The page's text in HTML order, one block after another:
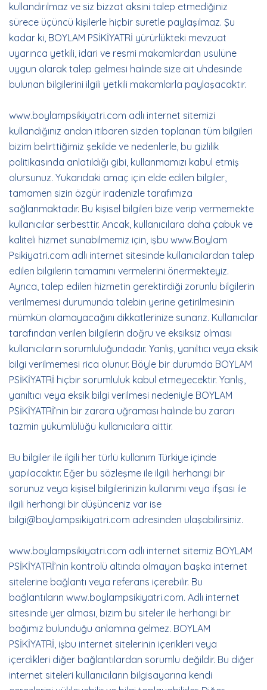
kullandırılmaz ve siz bizzat aksini talep etmediğiniz
sürece üçüncü kişilerle hiçbir suretle paylaşılmaz. Şu
kadar ki, BOYLAM PSİKİYATRİ yürürlükteki mevzuat
uyarınca yetkili, idari ve resmi makamlardan usulüne
uygun olarak talep gelmesi halinde size ait uhdesinde
bulunan bilgilerini ilgili yetkili makamlarla paylaşacaktır.
www.boylampsikiyatri.com adlı internet sitemizi
kullandığınız andan itibaren sizden toplanan tüm bilgileri
bizim belirttiğimiz şekilde ve nedenlerle, bu gizlilik
politikasında anlatıldığı gibi, kullanmamızı kabul etmiş
olursunuz. Yukarıdaki amaç için elde edilen bilgiler,
tamamen sizin özgür iradenizle tarafımıza
sağlanmaktadır. Bu kişisel bilgileri bize verip vermemekte
kullanıcılar serbesttir. Ancak, kullanıcılara daha çabuk ve
kaliteli hizmet sunabilmemiz için, işbu www.Boylam
Psikiyatri.com adlı internet sitesinde kullanıcılardan talep
edilen bilgilerin tamamını vermelerini önermekteyiz.
Ayrıca, talep edilen hizmetin gerektirdiği zorunlu bilgilerin
verilmemesi durumunda talebin yerine getirilmesinin
mümkün olamayacağını dikkatlerinize sunarız. Kullanıcılar
tarafından verilen bilgilerin doğru ve eksiksiz olması
kullanıcıların sorumluluğundadır. Yanlış, yanıltıcı veya eksik
bilgi verilmemesi rica olunur. Böyle bir durumda BOYLAM
PSİKİYATRİ hiçbir sorumluluk kabul etmeyecektir. Yanlış,
yanıltıcı veya eksik bilgi verilmesi nedeniyle BOYLAM
PSİKİYATRİ’nin bir zarara uğraması halinde bu zararı
tazmin yükümlülüğü kullanıcılara aittir.
Bu bilgiler ile ilgili her türlü kullanım Türkiye içinde
yapılacaktır. Eğer bu sözleşme ile ilgili herhangi bir
sorunuz veya kişisel bilgilerinizin kullanımı veya ifşası ile
ilgili herhangi bir düşünceniz var ise
bilgi@boylampsikiyatri.com adresinden ulaşabilirsiniz.
www.boylampsikiyatri.com adlı internet sitemiz BOYLAM
PSİKİYATRİ’nin kontrolü altında olmayan başka internet
sitelerine bağlantı veya referans içerebilir. Bu
bağlantıların www.boylampsikiyatri.com. Adlı internet
sitesinde yer alması, bizim bu siteler ile herhangi bir
bağımız bulunduğu anlamına gelmez. BOYLAM
PSİKİYATRİ, işbu internet sitelerinin içerikleri veya
içerdikleri diğer bağlantılardan sorumlu değildir. Bu diğer
internet siteleri kullanıcıların bilgisayarına kendi